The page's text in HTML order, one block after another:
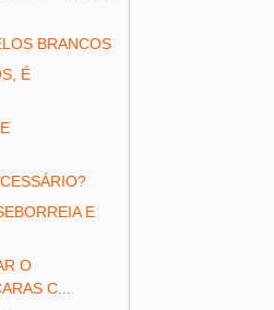
BRANCOS
É
E
O
C...